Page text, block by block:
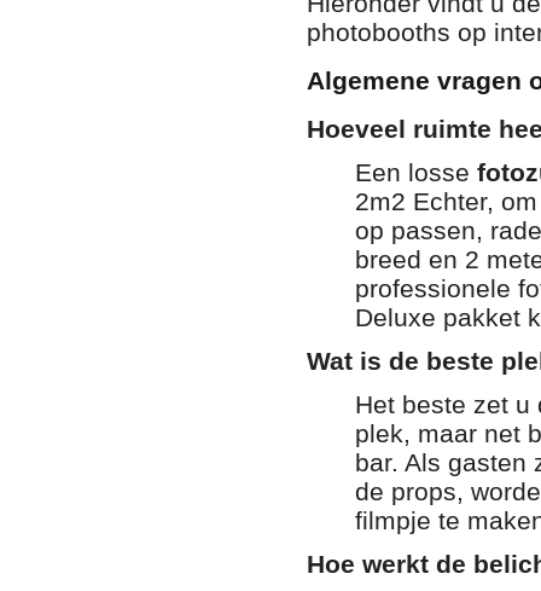
photobooths op
Algemene vragen
Hoeveel ruimte
Een losse
2m2 Echter,
op passen,
breed en 2
professionele
Deluxe pakket
Wat is de beste
Het beste zet
plek, maar net
bar. Als gasten
de props,
filmpje te
Hoe werkt de